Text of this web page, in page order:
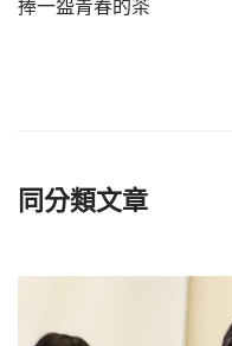
捧一盌青春的茶
同分類文章